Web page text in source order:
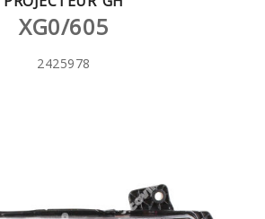
XG0/605
2425978